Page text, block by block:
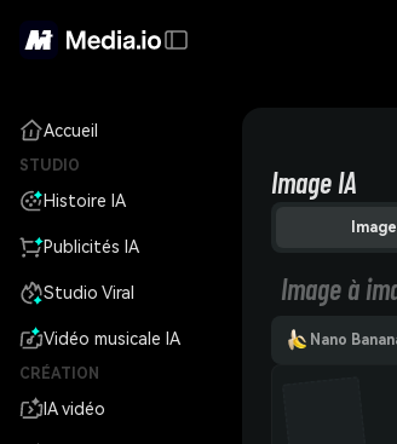
Accueil
STUDIO
Histoire IA
Publicités IA
Studio Viral
Vidéo musicale IA
CRÉATION
IA vidéo
Image IA
Image à
Nano